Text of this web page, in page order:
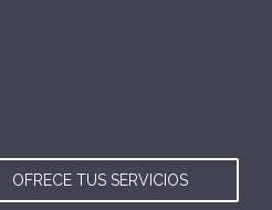
OFRECE TUS SERVICIOS